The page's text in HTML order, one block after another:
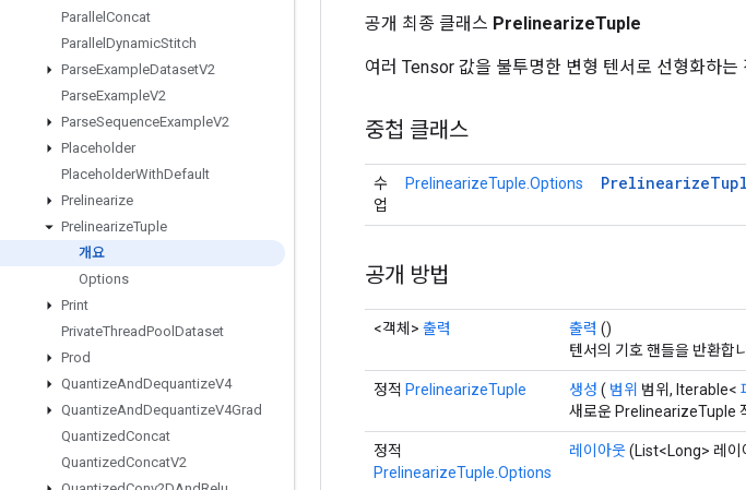
Parallel Concat
Parallel DynamicStitch
ParseExampleDatasetV2
ParseExampleV2
ParseSequenceExampleV2
Placeholder
PlaceholderWithDefault
Prelinearize
PrelinearizeTuple
개요
Options
Print
PrivateThreadPool Dataset
Prod
QuantizeAndDequantizeV4
QuantizeAndDequantizeV4Grad
QuantizedConcat
QuantizedConcatV2
공개 최종 클래스 PrelinearizeTuple
여러 Tensor 값을 불투명한 변형 텐서로 선형화하는
중첩 클래스
수
업
PrelinearizeTuple.Options Prelinearize
공개 방법
<객체> 출력 출력 ()
텐서의 기호 핸들을 반환합
정적 PrelinearizeTuple 생성 ( 범위 범위, Iterable<
새로운 PrelinearizeTuple
정적
PrelinearizeTuple.Options
레이아웃(List<Long> 레이